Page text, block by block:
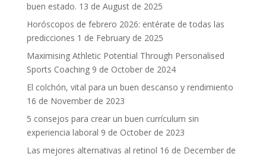
buen estado. 13 de August de 2025
Horóscopos de febrero 2026: entérate de todas las
predicciones 1 de February de 2025
Maximising Athletic Potential Through Personalised
Sports Coaching 9 de October de 2024
El colchón, vital para un buen descanso y rendimiento
16 de November de 2023
5 consejos para crear un buen currículum sin
experiencia laboral 9 de October de 2023
Las mejores alternativas al retinol 16 de December de